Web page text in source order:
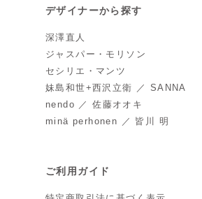
デザイナーから探す
深澤直人
ジャスパー・モリソン
セシリエ・マンツ
妹島和世+西沢立衛 ／ SANNA
nendo ／ 佐藤オオキ
minä perhonen ／ 皆川 明
ご利用ガイド